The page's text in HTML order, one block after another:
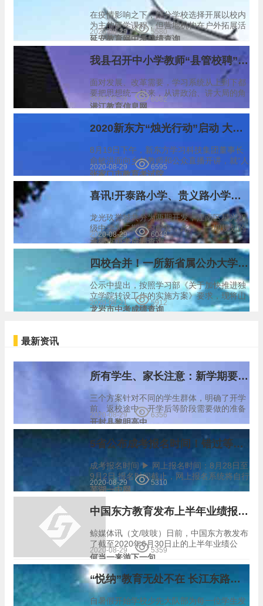
在疫情影响之下，部分学校选择开展以校内
为主的研学课程，但营地机构在户外拓展活
动的开发上具备优势，吸引了不少学生参加
营地。 游美营地学习的相关负责人告诉新学
说，为了保障学生营地安全，游美从营地数
量、营期、营…
延安教育网中考成绩查询
2020-08-29 5580
我县召开中小学教师“县管校聘”管理体制改革工作安排会
面对发展、改革需要，学习系统从上到下都
要把思想统一起来，从讲政治、讲大局的角
度出发，充分认识到改革的重要意义，坚定
改革的决心和信心，坚定不移贯彻落实中
央、省市县决策部署，把好方向、准确理
解、形成共识，使广大教…
潜江教育信息网
2020-08-29 6082
2020新东方“烛光行动”启动 大咖直播课助力乡村教师成长
8月19日下午，新东方学习科技集团董事长
俞敏洪面向乡村教师和公众直播开讲，就“人
生选择和成长发展”分享了自己的经验和思
考，激励乡村教师在平凡的岗位上树立远大
志向，惜时奋进，达到自我价值和社会价值
的双重实现。 …
张家口市教育考试院
2020-08-29 6595
喜讯!开泰路小学、贵义路小学等南宁5所学校又迎来新进度
龙光玖誉城共分为两期开发，江南区星光初
级中学为二期学习配套，此外，一期规划的
学习配套有南宁经济技术开发区第九幼儿
园、配建一所36班小学（金凯路小学），据
悉，目前金凯路小学已经封顶，预计今年9
月份投入使用…
承德市中考成绩查询
2020-08-29 6048
四校合并！一所新省属公办大学来了！
公示中提出，按照学习部《关于加快推进独
立学院转设工作的实施方案》要求，现将山
西大学商务学院整合山西交通职业技术学
龙岩市中考成绩查询
2020-08-21 5912
最新资讯
所有学生、家长注意：新学期要这么开学！
三个方案针对不同的学生群体，明确了开学
前、返校途中、开学后等阶段需要做的准备
工作。 以高校为例，国家卫健委近日印发的
《高等学校秋冬季新冠肺炎疫情防控技术方
案（更新版）》，对开学后的学校管理提出
多方面要求…
开封县黎明高中
2020-08-29 6356
5省公布成考报名时间！错过等一年
成考报名时间 ▶ 网上报名时间：8月28日至
9月2日 报名时间截止，网上报名系统将自行
关闭,逾期不再受理。 ▶ 全省统一网上报名
和网上缴费时间：9月5日至9月11日 大家千
万不要…
芜湖一中网
2020-08-29 5310
中国东方教育发布上半年业绩报告 营收同比下降16.7%
鲸媒体讯（文/吱吱）日前，中国东方教发布
了截至2020年6月30日止的上半年业绩公
告。财报显示，报告期内，中国东方学习营
收15.17亿元人民币，同比下降16.7%；净利
润2.43亿元，同比下降22.4%…
何当一来游下一句
2020-08-29 5359
“悦纳”教育无处不在 长江东路小学亲子课程助力学生成长
自暑假开始学校少先大队部为每一位学生发